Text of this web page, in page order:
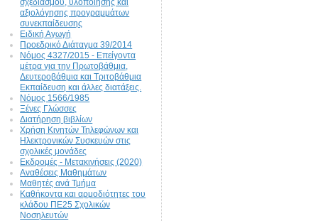
σχεδιασμού, υλοποίησης και
αξιολόγησης προγραμμάτων
συνεκπαίδευσης
Ειδική Αγωγή
Προεδρικό Διάταγμα 39/2014
Νόμος 4327/2015 - Επείγοντα
μέτρα για την Πρωτοβάθμια,
Δευτεροβάθμια και Τριτοβάθμια
Εκπαίδευση και άλλες διατάξεις.
Νόμος 1566/1985
Ξένες Γλώσσες
Διατήρηση βιβλίων
Χρήση Κινητών Τηλεφώνων και
Ηλεκτρονικών Συσκευών στις
σχολικές μονάδες
Εκδρομές - Μετακινήσεις (2020)
Αναθέσεις Μαθημάτων
Μαθητές ανά Τμήμα
Καθήκοντα και αρμοδιότητες του
κλάδου ΠΕ25 Σχολικών
Νοσηλευτών